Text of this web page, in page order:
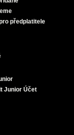
předplatitele
Junior Účet